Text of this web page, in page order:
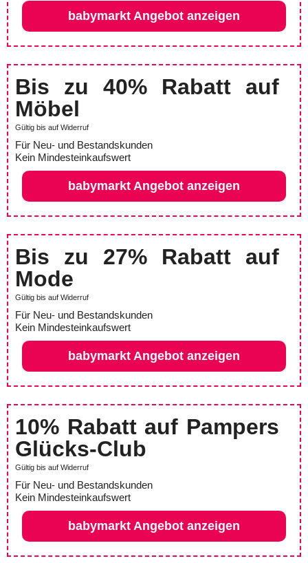
babymarkt Angebot anzeigen
Bis zu 40% Rabatt auf
Möbel
Gültig bis auf Widerruf
Für Neu- und Bestandskunden
Kein Mindesteinkaufswert
babymarkt Angebot anzeigen
Bis zu 27% Rabatt auf
Mode
Gültig bis auf Widerruf
Für Neu- und Bestandskunden
Kein Mindesteinkaufswert
babymarkt Angebot anzeigen
10% Rabatt auf Pampers
Glücks-Club
Gültig bis auf Widerruf
Für Neu- und Bestandskunden
Kein Mindesteinkaufswert
babymarkt Angebot anzeigen